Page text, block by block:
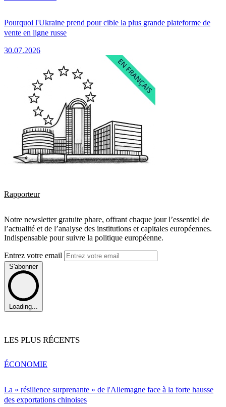
Pourquoi l'Ukraine prend pour cible la plus grande plateforme de
vente en ligne russe
30.07.2026
Rapporteur
Notre newsletter gratuite phare, offrant chaque jour l’essentiel de
l’actualité et de l’analyse des institutions et capitales européennes.
Indispensable pour suivre la politique européenne.
Entrez votre email
S'abonner
Loading...
LES PLUS RÉCENTS
La « résilience surprenante » de l'Allemagne face à la forte hausse
des exportations chinoises
ÉCONOMIE